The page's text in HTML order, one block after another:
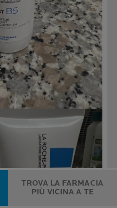
TROVA LA FARMACIA
PIÙ VICINA A TE